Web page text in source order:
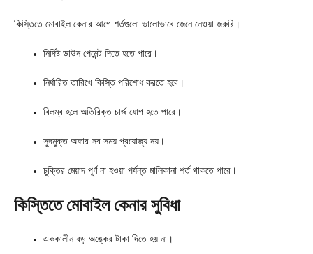
কিস্তিতে মোবাইল কেনার আগে শর্তগুলো ভালোভাবে জেনে নেওয়া জরুরি।
নির্দিষ্ট ডাউন পেমেন্ট দিতে হতে পারে।
নির্ধারিত তারিখে কিস্তি পরিশোধ করতে হবে।
বিলম্ব হলে অতিরিক্ত চার্জ যোগ হতে পারে।
সুদমুক্ত অফার সব সময় প্রযোজ্য নয়।
চুক্তির মেয়াদ পূর্ণ না হওয়া পর্যন্ত মালিকানা শর্ত থাকতে পারে।
কিস্তিতে মোবাইল কেনার সুবিধা
এককালীন বড় অঙ্কের টাকা দিতে হয় না।